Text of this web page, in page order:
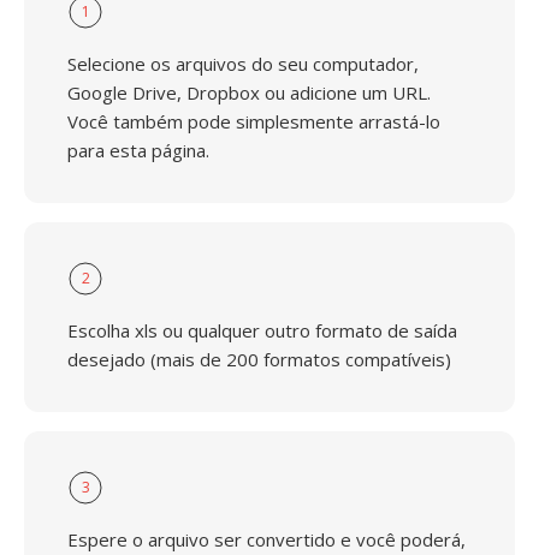
1
Selecione os arquivos do seu computador,
Google Drive, Dropbox ou adicione um URL.
Você também pode simplesmente arrastá-lo
para esta página.
2
Escolha xls ou qualquer outro formato de saída
desejado (mais de 200 formatos compatíveis)
3
Espere o arquivo ser convertido e você poderá,